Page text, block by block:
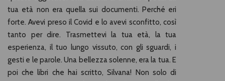
tua età non era quella sui documenti. Perché eri
forte. Avevi preso il Covid e lo avevi sconfitto, così
tanto per dire. Trasmettevi la tua età, la tua
esperienza, il tuo lungo vissuto, con gli sguardi, i
gesti e le parole. Una bellezza solenne, era la tua. E
poi che libri che hai scritto, Silvana! Non solo di